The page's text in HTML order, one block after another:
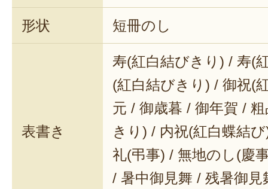
形状 短冊のし
表書き
寿(紅白結びきり) / 寿(
(紅白結びきり) / 御祝(
元 / 御歳暮 / 御年賀 /
きり) / 内祝(紅白蝶結
礼(弔事) / 無地のし(慶
/ 暑中御見舞 / 残暑御